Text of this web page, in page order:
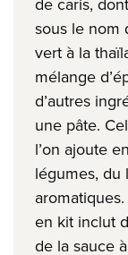
sous le nom
vert à la
mélange
d’autres
une pâte.
l’on ajoute
légumes, du
en kit inclut
de la sauce